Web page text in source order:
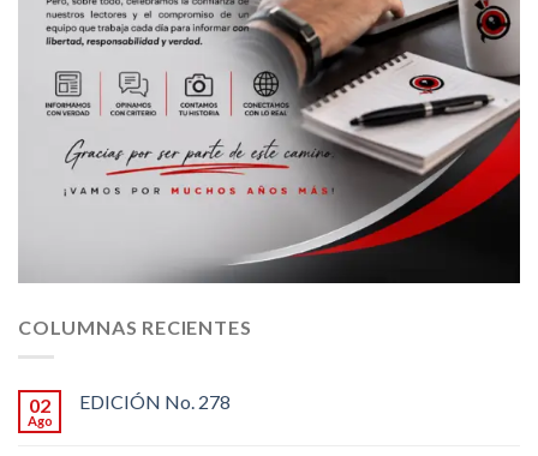
COLUMNAS RECIENTES
02
Ago
EDICIÓN No. 278